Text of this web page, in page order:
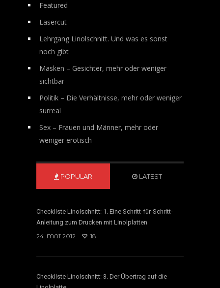
Featured
Lasercut
Lehrgang Linolschnitt. Und was es sonst
noch gibt
Masken – Gesichter, mehr oder weniger
sichtbar
Politik – Die Verhältnisse, mehr oder weniger
surreal
Sex – Frauen und Männer, mehr oder
weniger erotisch
POPULAR LATEST
Checkliste Linolschnitt: 1. Eine Schritt-für-Schritt-
Anleitung zum Drucken mit Linolplatten
24. MAI 2012
18
Checkliste Linolschnitt: 3. Der Übertrag auf die